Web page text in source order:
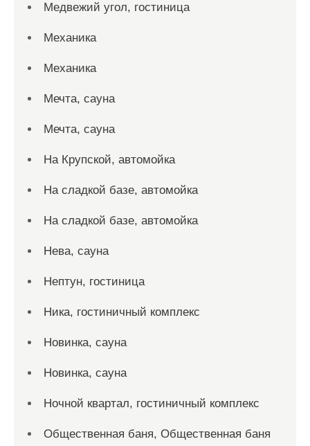
Медвежий угол, гостиница
Механика
Механика
Мечта, сауна
Мечта, сауна
На Крупской, автомойка
На сладкой базе, автомойка
На сладкой базе, автомойка
Нева, сауна
Нептун, гостиница
Ника, гостиничный комплекс
Новинка, сауна
Новинка, сауна
Ночной квартал, гостиничный комплекс
Общественная баня, Общественная баня